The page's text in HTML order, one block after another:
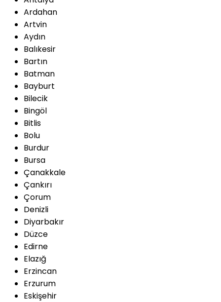
Ardahan
Artvin
Aydın
Balıkesir
Bartın
Batman
Bayburt
Bilecik
Bingöl
Bitlis
Bolu
Burdur
Bursa
Çanakkale
Çankırı
Çorum
Denizli
Diyarbakır
Düzce
Edirne
Elazığ
Erzincan
Erzurum
Eskişehir